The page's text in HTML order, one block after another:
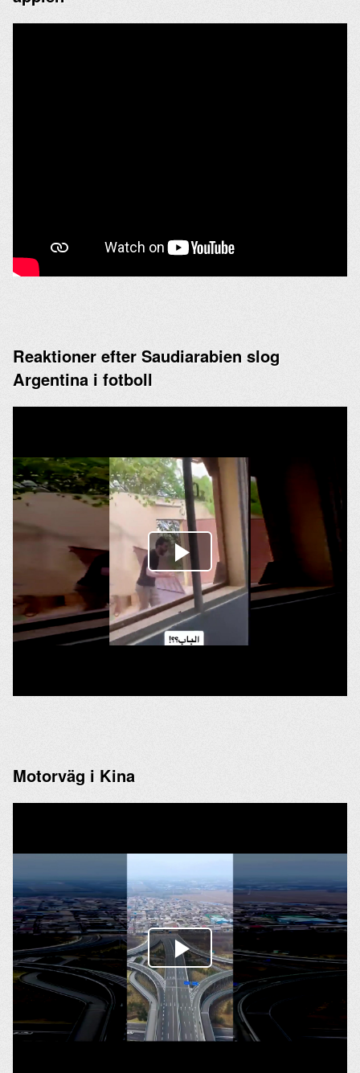
Reaktioner efter Saudiarabien slog
Argentina i fotboll
Motorväg i Kina